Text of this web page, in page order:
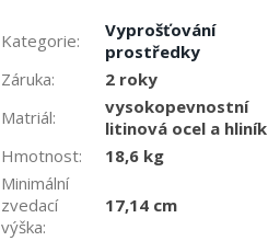
Kategorie:
Vyprošťování
prostředky
Záruka:
2 roky
Matriál:
vysokopevnostní
litinová ocel a hliník
Hmotnost:
18,6 kg
Minimální
zvedací
výška:
17,14 cm